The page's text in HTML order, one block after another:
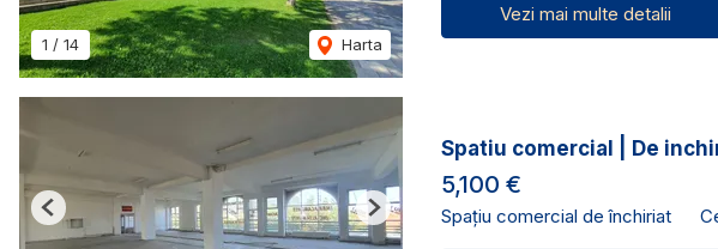
1 / 14 Harta
Vezi mai multe detalii
Previous Next
Spatiu comercial | De
5,100 €
Spațiu comercial de închiriat